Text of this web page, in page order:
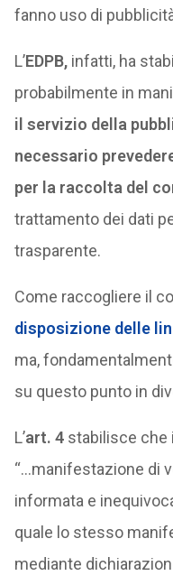
fanno uso di
L’EDPB, infatti, ha
probabilmente in
il servizio della
necessario
per la raccolta del
trattamento dei dati
trasparente.
Come raccogliere il
disposizione delle
ma,
su questo punto in
L’art. 4stabilisce che
“…manifestazione di
informata e
quale lo stesso
mediante